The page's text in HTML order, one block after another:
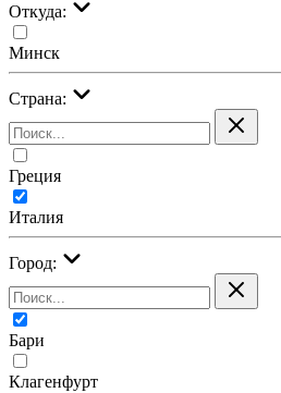
Откуда:
Минск
Страна:
Греция
Италия
Город:
Бари
Клагенфурт